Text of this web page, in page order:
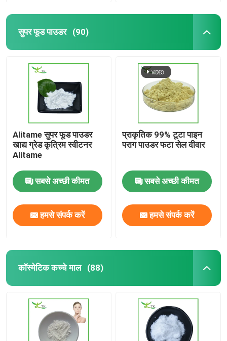
सुपर फूड पाउडर (90)
Alitame सुपर फूड पाउडर
खाद्य ग्रेड कृत्रिम स्वीटनर
Alitame
सबसे अच्छी कीमत
हमसे संपर्क करें
प्राकृतिक 99% टूटा पाइन
पराग पाउडर फटा सेल दीवार
सबसे अच्छी कीमत
हमसे संपर्क करें
कॉस्मेटिक कच्चे माल (88)